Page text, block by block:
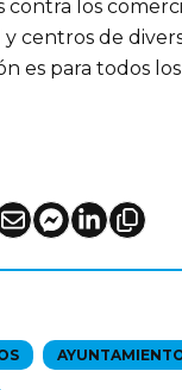
los
centros de
es para todos